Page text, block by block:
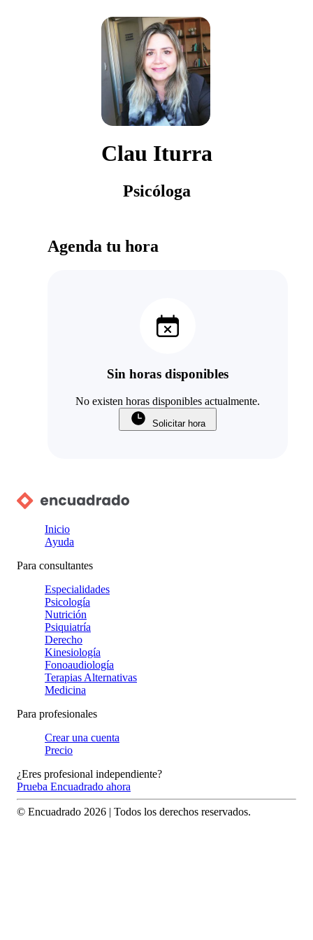
Clau Iturra
Psicóloga
Agenda tu hora
Sin horas disponibles
No existen horas disponibles actualmente.
Solicitar hora
Inicio
Ayuda
Para consultantes
Especialidades
Psicología
Nutrición
Psiquiatría
Derecho
Kinesiología
Fonoaudiología
Terapias Alternativas
Medicina
Para profesionales
Crear una cuenta
Precio
¿Eres profesional independiente?
Prueba Encuadrado ahora
© Encuadrado 2026 | Todos los derechos reservados.